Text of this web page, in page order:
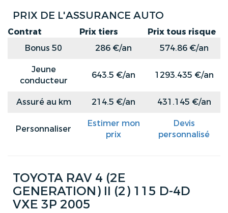
PRIX DE L'ASSURANCE AUTO
Contrat Prix tiers
Prix tous risque
Bonus 50
286 €/an
574.86 €/an
Jeune
conducteur
643.5 €/an 1293.435 €/an
Assuré au km 214.5 €/an 431.145 €/an
Personnaliser
Estimer mon
prix
Devis
personnalisé
TOYOTA RAV 4 (2E
GENERATION) II (2) 115 D-4D
VXE 3P 2005